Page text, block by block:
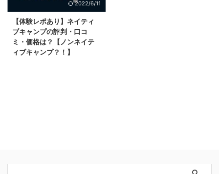
2022/6/11
【体験レポあり】ネイティ
ブキャンプの評判・口コ
ミ・価格は？【ノンネイテ
ィブキャンプ？！】